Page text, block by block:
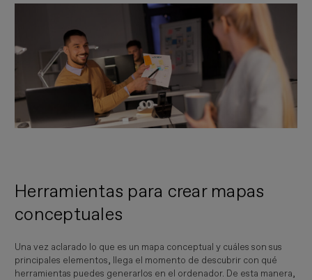
Herramientas para crear mapas
conceptuales
Una vez aclarado lo que es un mapa conceptual y cuáles son sus
principales elementos, llega el momento de descubrir con qué
herramientas puedes generarlos en el ordenador. De esta manera,